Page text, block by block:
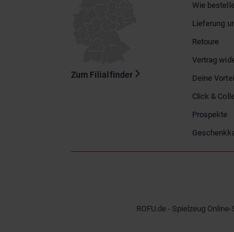
Zum Filialfinder
Wie
Lieferung
Retoure
Vertrag
Deine
Click &
Prospekte
ROFU.de - Spielzeug